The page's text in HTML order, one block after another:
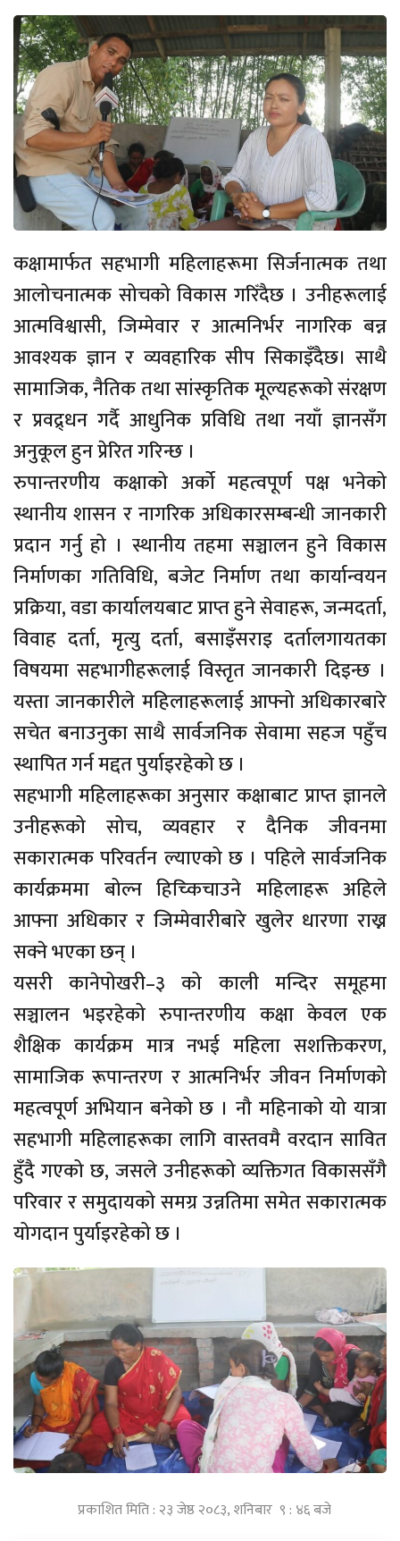
कक्षामार्फत सहभागी महिलाहरूमा सिर्जनात्मक तथा
आलोचनात्मक सोचको विकास गरिँदैछ । उनीहरूलाई
आत्मविश्वासी, जिम्मेवार र आत्मनिर्भर नागरिक बन्न
आवश्यक ज्ञान र व्यवहारिक सीप सिकाइँदैछ। साथै
सामाजिक, नैतिक तथा सांस्कृतिक मूल्यहरूको संरक्षण
र प्रवद्र्धन गर्दै आधुनिक प्रविधि तथा नयाँ ज्ञानसँग
अनुकूल हुन प्रेरित गरिन्छ ।
रुपान्तरणीय कक्षाको अर्को महत्वपूर्ण पक्ष भनेको
स्थानीय शासन र नागरिक अधिकारसम्बन्धी जानकारी
प्रदान गर्नु हो । स्थानीय तहमा सञ्चालन हुने विकास
निर्माणका गतिविधि, बजेट निर्माण तथा कार्यान्वयन
प्रक्रिया, वडा कार्यालयबाट प्राप्त हुने सेवाहरू, जन्मदर्ता,
विवाह दर्ता, मृत्यु दर्ता, बसाइँसराइ दर्तालगायतका
विषयमा सहभागीहरूलाई विस्तृत जानकारी दिइन्छ ।
यस्ता जानकारीले महिलाहरूलाई आफ्नो अधिकारबारे
सचेत बनाउनुका साथै सार्वजनिक सेवामा सहज पहुँच
स्थापित गर्न मद्दत पुर्याइरहेको छ ।
सहभागी महिलाहरूका अनुसार कक्षाबाट प्राप्त ज्ञानले
उनीहरूको सोच, व्यवहार र दैनिक जीवनमा
सकारात्मक परिवर्तन ल्याएको छ । पहिले सार्वजनिक
कार्यक्रममा बोल्न हिच्किचाउने महिलाहरू अहिले
आफ्ना अधिकार र जिम्मेवारीबारे खुलेर धारणा राख्न
सक्ने भएका छन् ।
यसरी कानेपोखरी–३ को काली मन्दिर समूहमा
सञ्चालन भइरहेको रुपान्तरणीय कक्षा केवल एक
शैक्षिक कार्यक्रम मात्र नभई महिला सशक्तिकरण,
सामाजिक रूपान्तरण र आत्मनिर्भर जीवन निर्माणको
महत्वपूर्ण अभियान बनेको छ । नौ महिनाको यो यात्रा
सहभागी महिलाहरूका लागि वास्तवमै वरदान सावित
हुँदै गएको छ, जसले उनीहरूको व्यक्तिगत विकाससँगै
परिवार र समुदायको समग्र उन्नतिमा समेत सकारात्मक
योगदान पुर्याइरहेको छ ।
प्रकाशित मिति : २३ जेष्ठ २०८३, शनिबार ९ : ४६ बजे